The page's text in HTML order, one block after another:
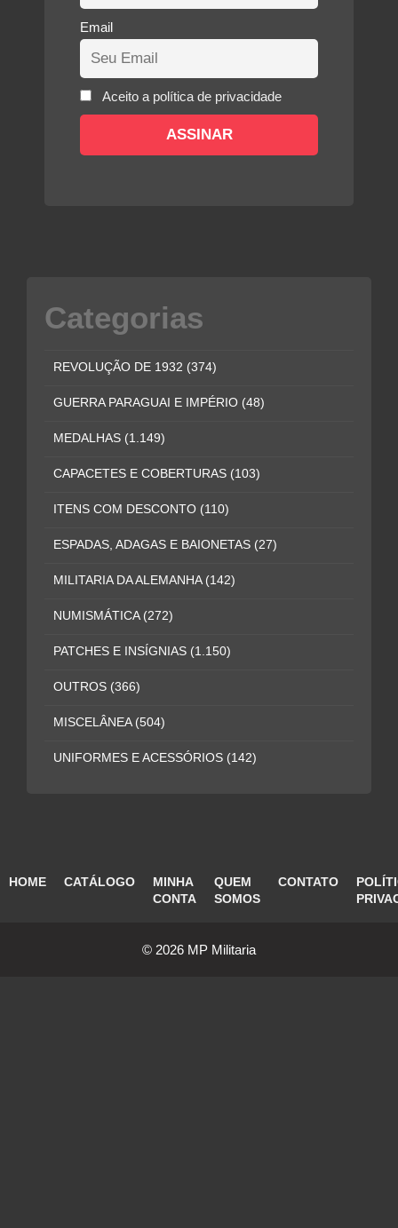
Email
Aceito a política de privacidade
Categorias
REVOLUÇÃO DE 1932 (374)
GUERRA PARAGUAI E IMPÉRIO (48)
MEDALHAS (1.149)
CAPACETES E COBERTURAS (103)
ITENS COM DESCONTO (110)
ESPADAS, ADAGAS E BAIONETAS (27)
MILITARIA DA ALEMANHA (142)
NUMISMÁTICA (272)
PATCHES E INSÍGNIAS (1.150)
OUTROS (366)
MISCELÂNEA (504)
UNIFORMES E ACESSÓRIOS (142)
HOME CATÁLOGO
MINHA
CONTA
QUEM
SOMOS
CONTATO
© 2026 MP Militaria